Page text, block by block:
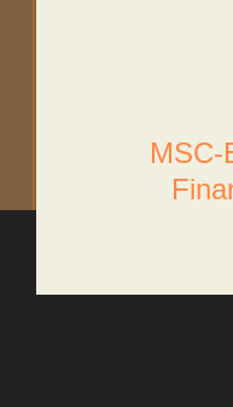
MSC-